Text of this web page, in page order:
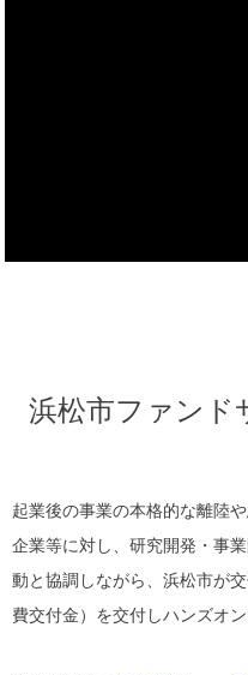
浜松市ファンド
起業後の事業の本格的な離陸
企業等に対し、研究開発・事
動と協調しながら、浜松市が
費交付金）を交付しハンズオン